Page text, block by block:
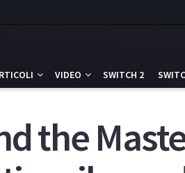
VIDEO SWITCH 2
the